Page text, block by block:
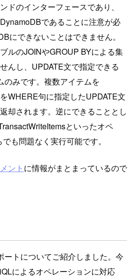
ドのインターフェースであり、
であることに注意が必
にできないことはできません。
ルのJOINやGROUP BYによる集
んし、UPDATE文で指定できる
のみです。複数アイテムを
WHERE句に指定したUPDATE文
却されます。逆にできることとし
といったオペ
も問題なく実行可能です。
ント に情報がまとまっているので
ートについてご紹介しました。今
によるオペレーションに対応